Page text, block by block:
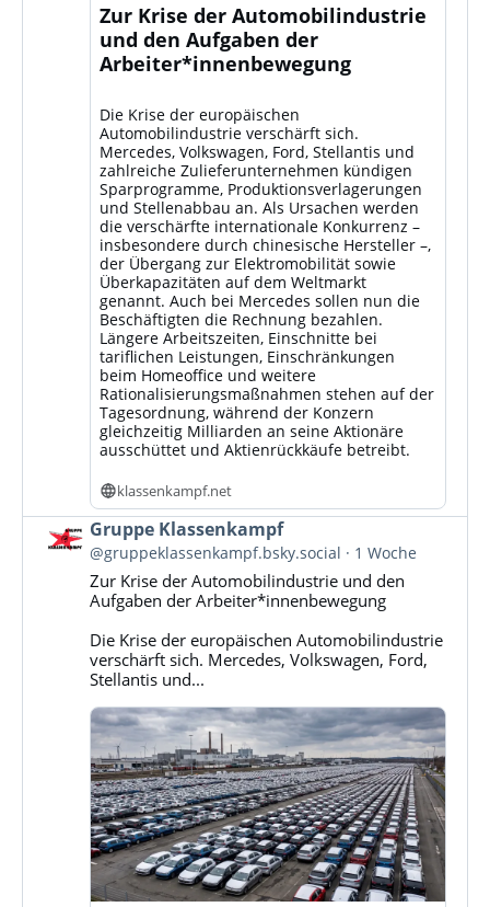
Zur Krise der Automobilindustrie
und den Aufgaben der
Arbeiter*innenbewegung
Die Krise der europäischen
Automobilindustrie verschärft sich.
Mercedes, Volkswagen, Ford, Stellantis und
zahlreiche Zulieferunternehmen kündigen
Sparprogramme, Produktionsverlagerungen
und Stellenabbau an. Als Ursachen werden
die verschärfte internationale Konkurrenz –
insbesondere durch chinesische Hersteller –,
der Übergang zur Elektromobilität sowie
Überkapazitäten auf dem Weltmarkt
genannt. Auch bei Mercedes sollen nun die
Beschäftigten die Rechnung bezahlen.
Längere Arbeitszeiten, Einschnitte bei
tariflichen Leistungen, Einschränkungen
beim Homeoffice und weitere
Rationalisierungsmaßnahmen stehen auf der
Tagesordnung, während der Konzern
gleichzeitig Milliarden an seine Aktionäre
ausschüttet und Aktienrückkäufe betreibt.
klassenkampf.net
Beitrag
von
Gruppe
Klassenkampf
Bluesky
ansehen
Gruppe Klassenkampf
@gruppeklassenkampf.bsky.social 1 Woche
Zur Krise der Automobilindustrie und den
Aufgaben der Arbeiter*innenbewegung
Die Krise der europäischen Automobilindustrie
verschärft sich. Mercedes, Volkswagen, Ford,
Stellantis und...